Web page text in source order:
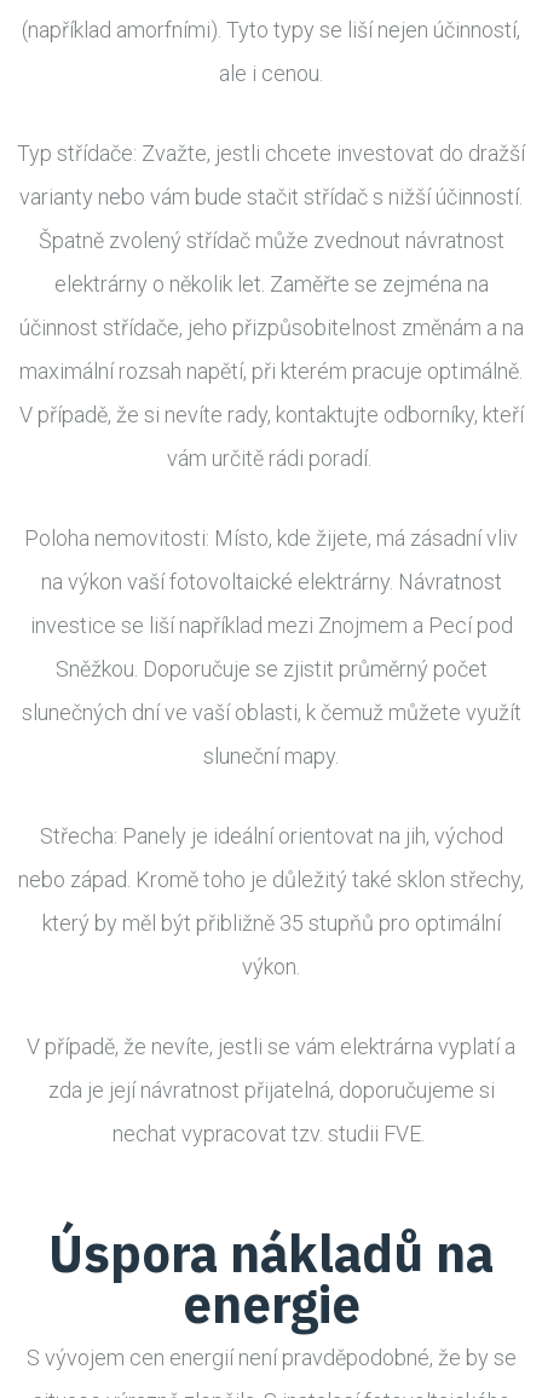
(například amorfními). Tyto typy se liší nejen účinností,
ale i cenou.
Typ střídače: Zvažte, jestli chcete investovat do dražší
varianty nebo vám bude stačit střídač s nižší účinností.
Špatně zvolený střídač může zvednout návratnost
elektrárny o několik let. Zaměřte se zejména na
účinnost střídače, jeho přizpůsobitelnost změnám a na
maximální rozsah napětí, při kterém pracuje optimálně.
V případě, že si nevíte rady, kontaktujte odborníky, kteří
vám určitě rádi poradí.
Poloha nemovitosti: Místo, kde žijete, má zásadní vliv
na výkon vaší fotovoltaické elektrárny. Návratnost
investice se liší například mezi Znojmem a Pecí pod
Sněžkou. Doporučuje se zjistit průměrný počet
slunečných dní ve vaší oblasti, k čemuž můžete využít
sluneční mapy.
Střecha: Panely je ideální orientovat na jih, východ
nebo západ. Kromě toho je důležitý také sklon střechy,
který by měl být přibližně 35 stupňů pro optimální
výkon.
V případě, že nevíte, jestli se vám elektrárna vyplatí a
zda je její návratnost přijatelná, doporučujeme si
nechat vypracovat tzv. studii FVE.
Úspora nákladů na
energie
S vývojem cen energií není pravděpodobné, že by se